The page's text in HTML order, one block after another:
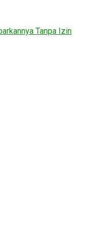
Tanpa Izin